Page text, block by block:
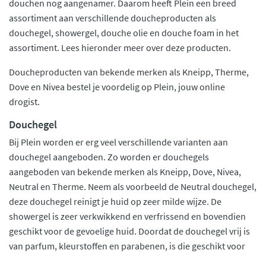
douchen nog aangenamer. Daarom heeft Plein een breed
assortiment aan verschillende doucheproducten als
douchegel, showergel, douche olie en douche foam in het
assortiment. Lees hieronder meer over deze producten.
Doucheproducten van bekende merken als Kneipp, Therme,
Dove en Nivea bestel je voordelig op Plein, jouw online
drogist.
Douchegel
Bij Plein worden er erg veel verschillende varianten aan
douchegel aangeboden. Zo worden er douchegels
aangeboden van bekende merken als Kneipp, Dove, Nivea,
Neutral en Therme. Neem als voorbeeld de Neutral douchegel,
deze douchegel reinigt je huid op zeer milde wijze. De
showergel is zeer verkwikkend en verfrissend en bovendien
geschikt voor de gevoelige huid. Doordat de douchegel vrij is
van parfum, kleurstoffen en parabenen, is die geschikt voor